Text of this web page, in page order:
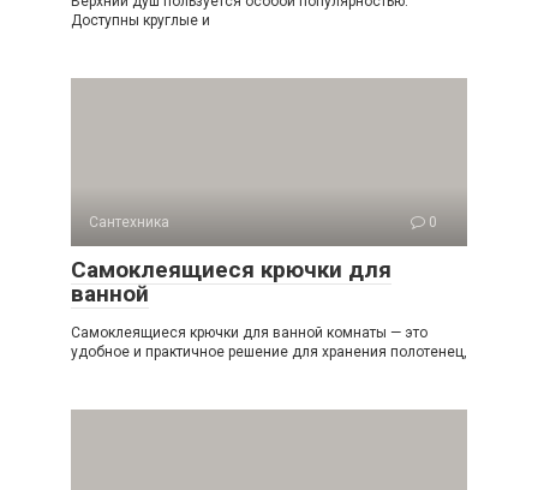
Доступны круглые и
Сантехника 0
Самоклеящиеся крючки для
ванной
Самоклеящиеся крючки для ванной комнаты — это
удобное и практичное решение для хранения полотенец,